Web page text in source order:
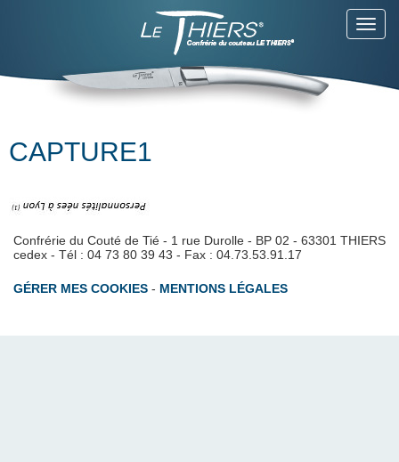
CAPTURE1
Confrérie du Couté de Tié - 1 rue Durolle - BP 02 - 63301 THIERS
cedex - Tél : 04 73 80 39 43 - Fax : 04.73.53.91.17
GÉRER MES COOKIES - MENTIONS LÉGALES